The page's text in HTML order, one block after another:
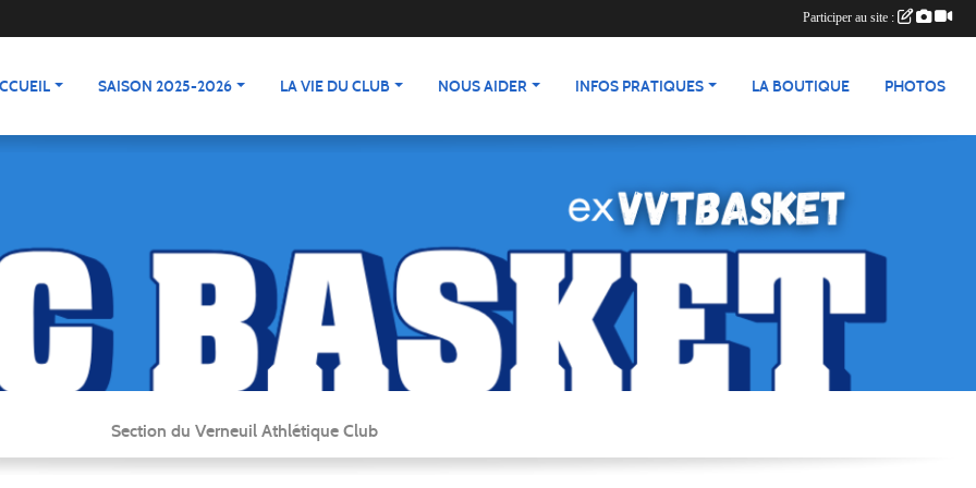
SAISON 2025-2026 LA VIE DU CLUB NOUS AIDER INFOS PRATIQUES LA BOUTIQUE PHOTOS
Section du Verneuil Athlétique Club
Participer au site :